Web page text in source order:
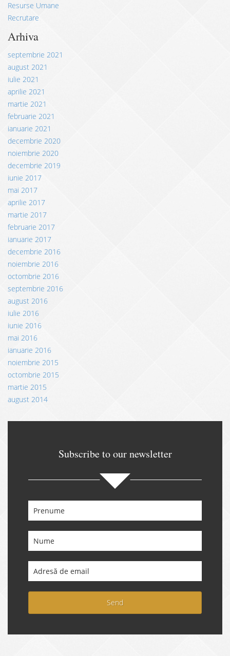
Resurse Umane
Recrutare
Arhiva
septembrie 2021
august 2021
iulie 2021
aprilie 2021
martie 2021
februarie 2021
ianuarie 2021
decembrie 2020
noiembrie 2020
decembrie 2019
iunie 2017
mai 2017
aprilie 2017
martie 2017
februarie 2017
ianuarie 2017
decembrie 2016
noiembrie 2016
octombrie 2016
septembrie 2016
august 2016
iulie 2016
iunie 2016
mai 2016
ianuarie 2016
noiembrie 2015
octombrie 2015
martie 2015
august 2014
Subscribe to our newsletter
Send